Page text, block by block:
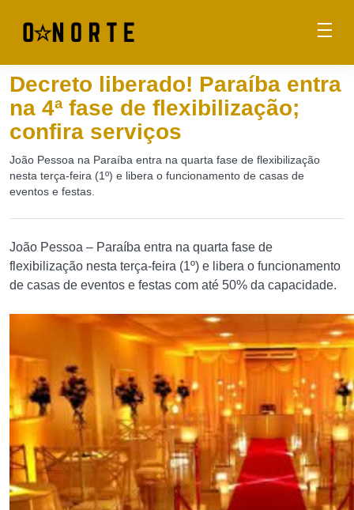
Decreto liberado! Paraíba entra
na 4ª fase de flexibilização;
confira serviços
João Pessoa na Paraíba entra na quarta fase de flexibilização
nesta terça-feira (1º) e libera o funcionamento de casas de
eventos e festas.
João Pessoa – Paraíba entra na quarta fase de
flexibilização nesta terça-feira (1º) e libera o funcionamento
de casas de eventos e festas com até 50% da capacidade.